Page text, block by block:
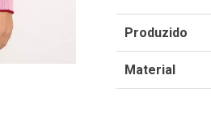
Produzido
Material